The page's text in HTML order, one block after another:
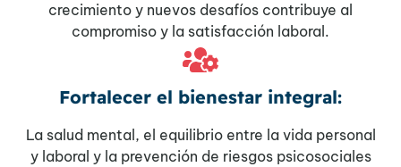
crecimiento y nuevos desafíos contribuye al
compromiso y la satisfacción laboral.
Fortalecer el bienestar integral:
La salud mental, el equilibrio entre la vida personal
y laboral y la prevención de riesgos psicosociales